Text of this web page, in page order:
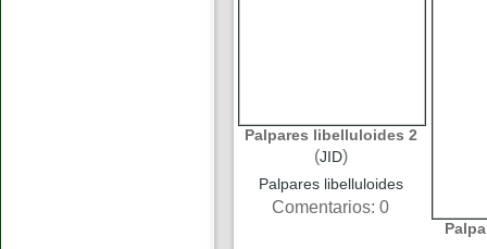
Palpares libelluloides 2
(JID)
Palpares libelluloides
Comentarios: 0